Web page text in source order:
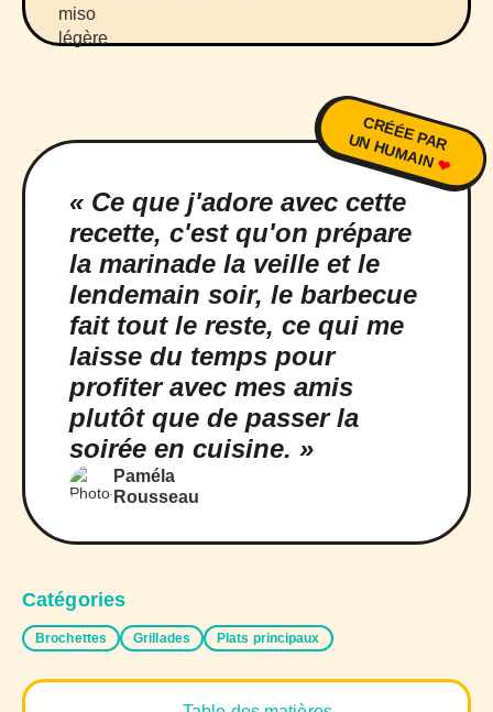
CRÉÉE PAR
UN HUMAIN❤
« Ce que j'adore avec cette
recette, c'est qu'on prépare
la marinade la veille et le
lendemain soir, le barbecue
fait tout le reste, ce qui me
laisse du temps pour
profiter avec mes amis
plutôt que de passer la
soirée en cuisine. »
Paméla
Rousseau
Catégories
Brochettes Grillades Plats principaux